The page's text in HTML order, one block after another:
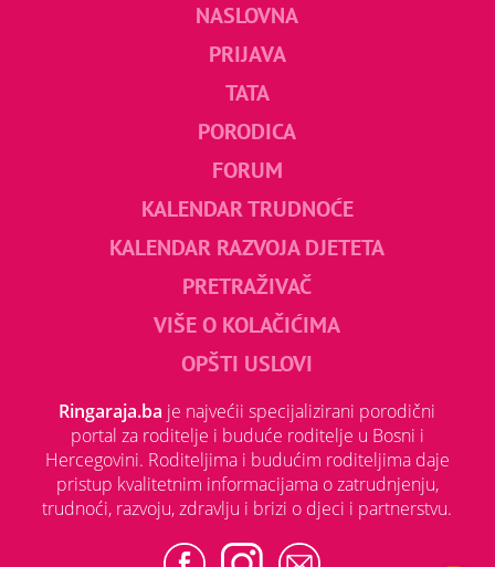
NASLOVNA
PRIJAVA
TATA
PORODICA
FORUM
KALENDAR TRUDNOĆE
KALENDAR RAZVOJA DJETETA
PRETRAŽIVAČ
VIŠE O KOLAČIĆIMA
OPŠTI USLOVI
Ringaraja.ba je najvećii specijalizirani porodični
portal za roditelje i buduće roditelje u Bosni i
Hercegovini. Roditeljima i budućim roditeljima daje
pristup kvalitetnim informacijama o zatrudnjenju,
trudnoći, razvoju, zdravlju i brizi o djeci i partnerstvu.